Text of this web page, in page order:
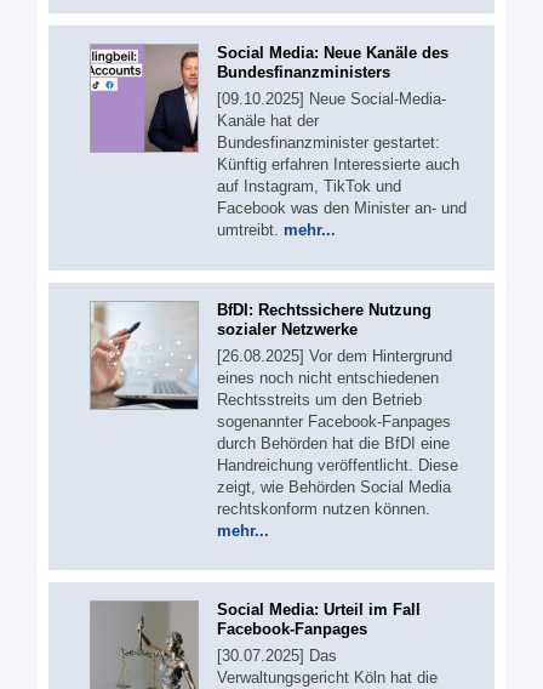
Social Media: Neue Kanäle des
Bundesfinanzministers
[09.10.2025] Neue Social-Media-
Kanäle hat der
Bundesfinanzminister gestartet:
Künftig erfahren Interessierte auch
auf Instagram, TikTok und
Facebook was den Minister an- und
umtreibt. mehr...
BfDI: Rechtssichere Nutzung
sozialer Netzwerke
[26.08.2025] Vor dem Hintergrund
eines noch nicht entschiedenen
Rechtsstreits um den Betrieb
sogenannter Facebook-Fanpages
durch Behörden hat die BfDI eine
Handreichung veröffentlicht. Diese
zeigt, wie Behörden Social Media
rechtskonform nutzen können.
mehr...
Social Media: Urteil im Fall
Facebook-Fanpages
[30.07.2025] Das
Verwaltungsgericht Köln hat die